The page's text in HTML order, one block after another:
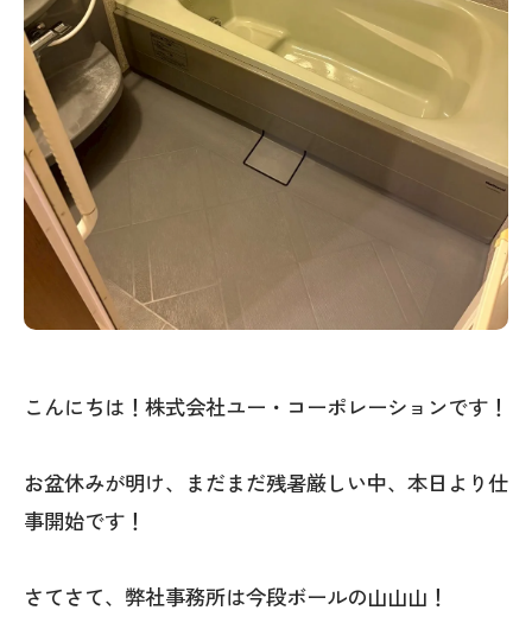
こんにちは！株式会社ユー・コーポレーションです！
お盆休みが明け、まだまだ残暑厳しい中、本日より仕
事開始です！
さてさて、弊社事務所は今段ボールの山山山！